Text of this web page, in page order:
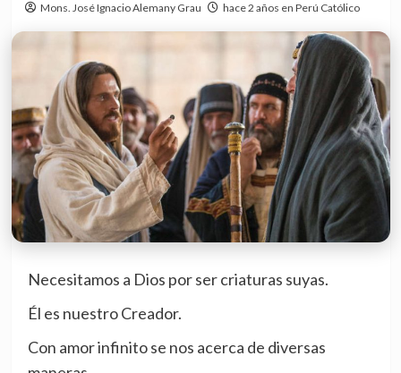
Mons. José Ignacio Alemany Grau hace 2 años en Perú Católico
Necesitamos a Dios por ser criaturas suyas.
Él es nuestro Creador.
Con amor infinito se nos acerca de diversas